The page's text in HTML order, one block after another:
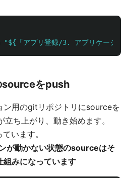
"${「アプリ登録/3. アプリケーショ
sourceをpush
ン用のgitリポジトリにsourceを
ち上がり、動き始めます。
います。
が動かない状態のsourceはそ
みになっています